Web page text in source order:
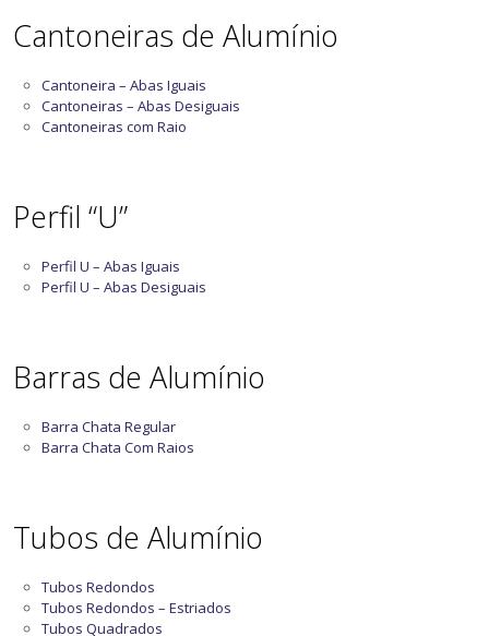
Cantoneiras de Alumínio
Cantoneira – Abas Iguais
Cantoneiras – Abas Desiguais
Cantoneiras com Raio
Perfil “U”
Perfil U – Abas Iguais
Perfil U – Abas Desiguais
Barras de Alumínio
Barra Chata Regular
Barra Chata Com Raios
Tubos de Alumínio
Tubos Redondos
Tubos Redondos – Estriados
Tubos Quadrados